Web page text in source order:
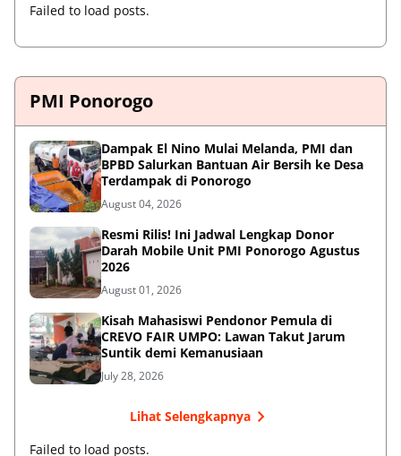
Failed to load posts.
PMI Ponorogo
Dampak El Nino Mulai Melanda, PMI dan
BPBD Salurkan Bantuan Air Bersih ke Desa
Terdampak di Ponorogo
August 04, 2026
Resmi Rilis! Ini Jadwal Lengkap Donor
Darah Mobile Unit PMI Ponorogo Agustus
2026
August 01, 2026
Kisah Mahasiswi Pendonor Pemula di
CREVO FAIR UMPO: Lawan Takut Jarum
Suntik demi Kemanusiaan
July 28, 2026
Lihat Selengkapnya
Failed to load posts.